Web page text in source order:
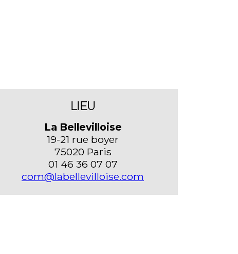
LIEU
La Bellevilloise
19-21 rue boyer
75020 Paris
01 46 36 07 07
com@labellevilloise.com